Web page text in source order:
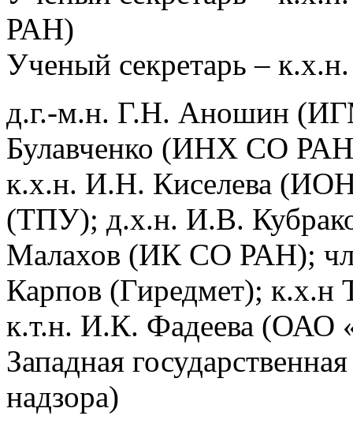
РАН)
Ученый секретарь –
д.г.-м.н. Г.Н. Аношин
Булавченко (ИНХ СО
к.х.н. И.Н. Киселева
(ТПУ); д.х.н. И.В.
Малахов (ИК СО РАН);
Карпов (Гиредмет);
к.т.н. И.К. Фадеева (ОАО
Западная
надзора)